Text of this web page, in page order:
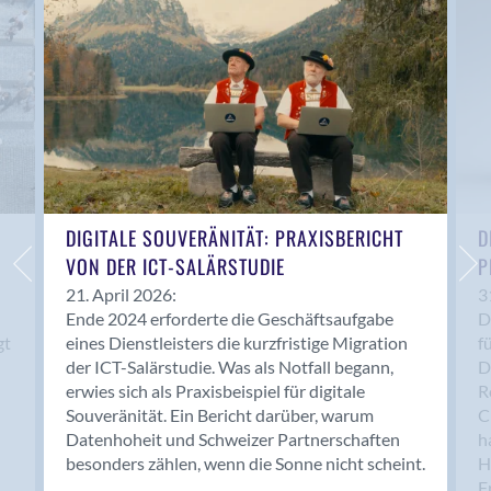
Anwil
Appenzell
Au SG
Baar
Baden
Balsthal
Balzers
Basel
Bassersdorf
Belp
Bendern
Benken (SG)
Bergdietikon
Berlin
Bern
Bern - Liebefeld
DIGITALE SOUVERÄNITÄT: PRAXISBERICHT
VON DER ICT-SALÄRSTUDIE
21. April 2026:
Ende 2024 erforderte die Geschäftsaufgabe
eines Dienstleisters die kurzfristige Migration
der ICT-Salärstudie. Was als Notfall begann,
erwies sich als Praxisbeispiel für digitale
Souveränität. Ein Bericht darüber, warum
Datenhoheit und Schweizer Partnerschaften
besonders zählen, wenn die Sonne nicht scheint.